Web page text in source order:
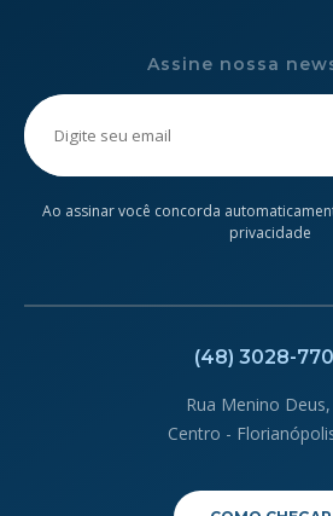
Assine nossa
Please
leave
this
field
Ao assinar você concorda
privacidade
(48) 3028-
Rua Menino
Centro -